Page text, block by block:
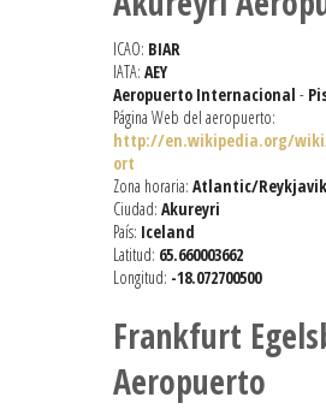
ICAO: BIAR
IATA: AEY
Aeropuerto Internacional -
Página Web del aeropuerto:
http://en.wikipedia.org/
ort
Zona horaria: Atlantic/Reykjavik
Ciudad: Akureyri
País: Iceland
Latitud: 65.660003662
Longitud: -18.072700500
Frankfurt
Aeropuerto